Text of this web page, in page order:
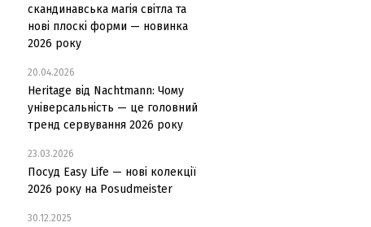
скандинавська магія світла та
нові плоскі форми — новинка
2026 року
20.04.2026
Heritage від Nachtmann: Чому
універсальність — це головний
тренд сервування 2026 року
23.03.2026
Посуд Easy Life — нові колекції
2026 року на Posudmeister
30.12.2025